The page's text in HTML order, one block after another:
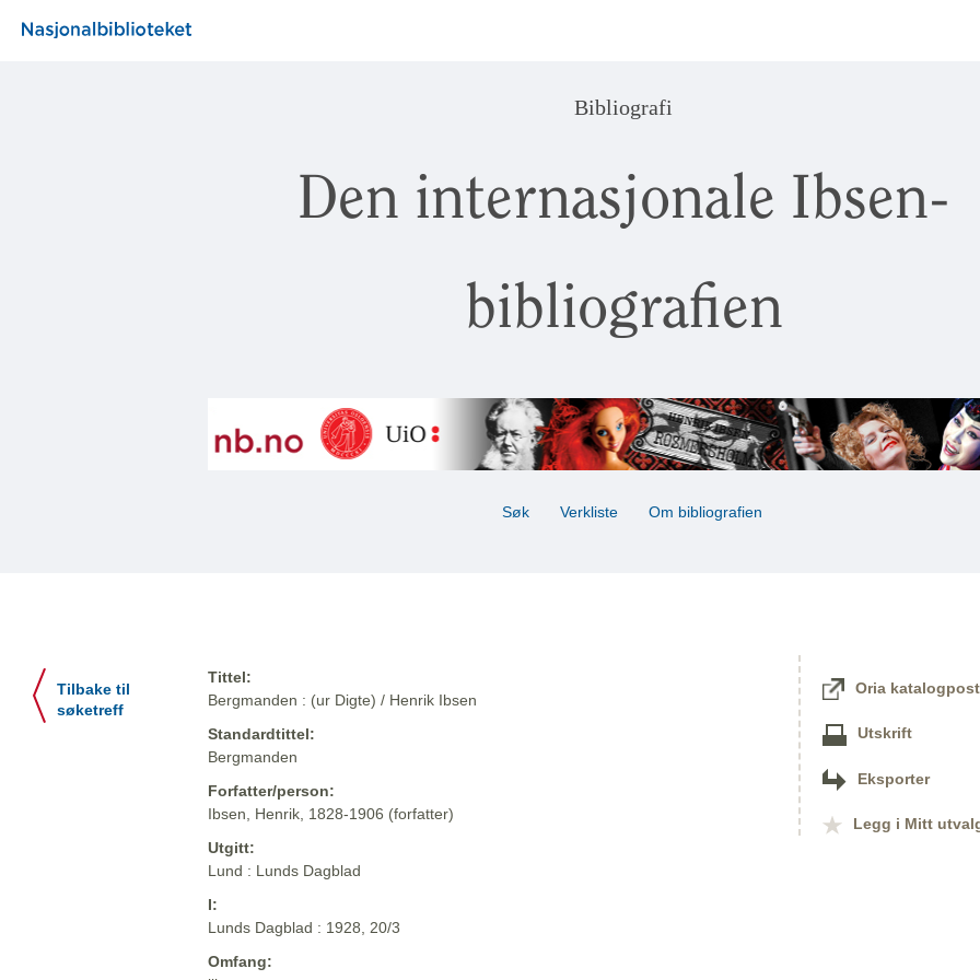
Bibliografi
Den internasjonale Ibsen-
bibliografien
Søk Verkliste Om bibliografien
Tilbake til
søketreff
Tittel:
Bergmanden : (ur Digte) / Henrik Ibsen
Standardtittel:
Bergmanden
Forfatter/person:
Ibsen, Henrik, 1828-1906 (forfatter)
Utgitt:
Lund : Lunds Dagblad
I:
Lunds Dagblad : 1928, 20/3
Omfang:
Oria katalogpost
Utskrift
Eksporter
Legg i Mitt